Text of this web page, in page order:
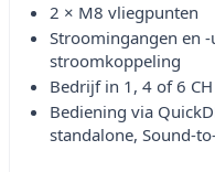
2 × M8 vliegpunten
Stroomingangen en
stroomkoppeling
Bedrijf in 1, 4 of 6
Bediening via
standalone, Sound-